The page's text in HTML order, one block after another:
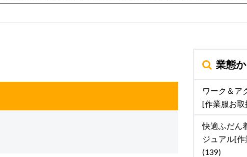
業態
ワーク＆ア
[作業服お
快適ふだん
ジュアル[
(139)